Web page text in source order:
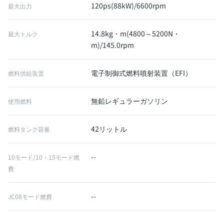
最大出力 120ps(88kW)/6600rpm
最大トルク
14.8kg・m(4800～5200N・
m)/145.0rpm
燃料供給装置 電子制御式燃料噴射装置（EFI）
使用燃料 無鉛レギュラーガソリン
燃料タンク容量 42リットル
10モード/10・15モード燃
費
--
JC08モード燃費 --